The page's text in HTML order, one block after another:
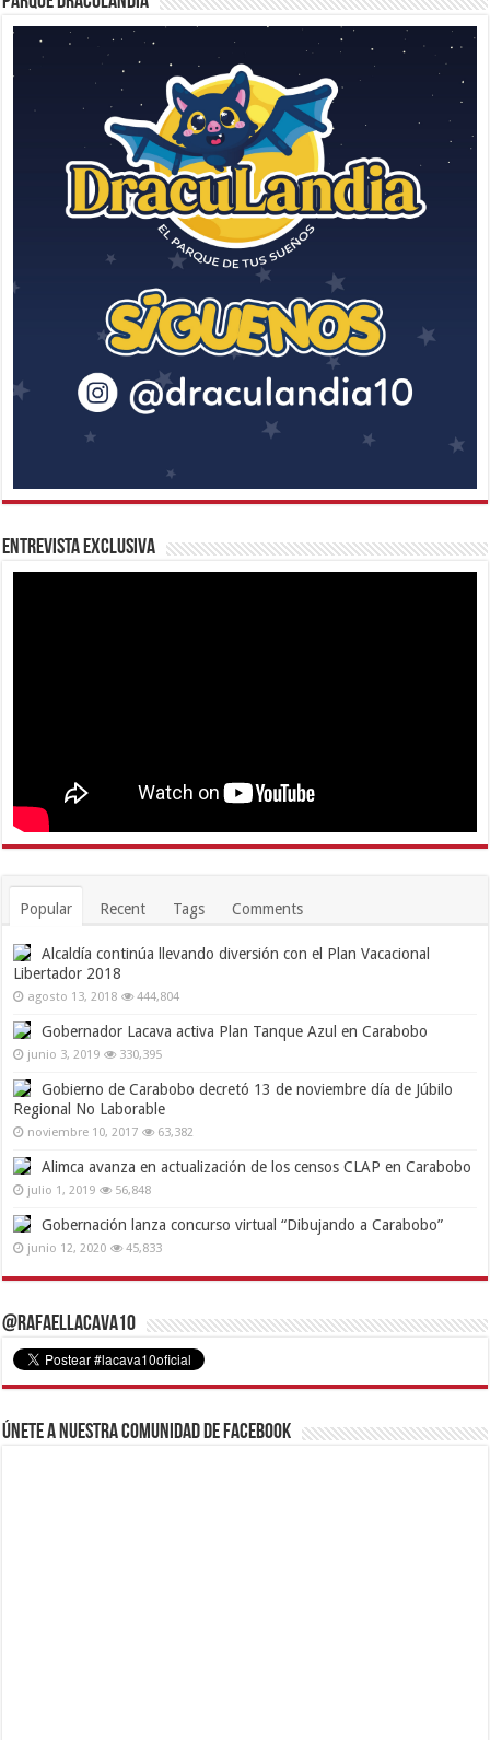
Entrevista Exclusiva
Popular Recent Tags Comments
Alcaldía continúa llevando diversión con el Plan Vacacional
Libertador 2018
agosto 13, 2018 444,804
Gobernador Lacava activa Plan Tanque Azul en Carabobo
junio 3, 2019 330,395
Gobierno de Carabobo decretó 13 de noviembre día de Júbilo
Regional No Laborable
noviembre 10, 2017 63,382
Alimca avanza en actualización de los censos CLAP en Carabobo
julio 1, 2019 56,848
Gobernación lanza concurso virtual “Dibujando a Carabobo”
junio 12, 2020 45,833
@RafaelLacava10
Únete a nuestra comunidad de Facebook